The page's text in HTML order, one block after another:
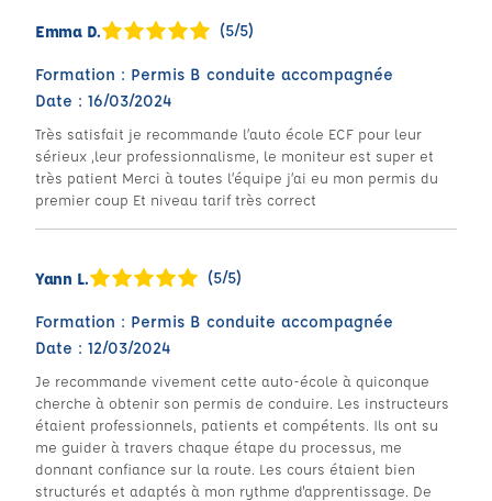
Emma D. (5/5)
Formation : Permis B conduite accompagnée
Date : 16/03/2024
Très satisfait je recommande l’auto école ECF pour leur
sérieux ,leur professionnalisme, le moniteur est super et
très patient Merci à toutes l’équipe j’ai eu mon permis du
premier coup Et niveau tarif très correct
Yann L. (5/5)
Formation : Permis B conduite accompagnée
Date : 12/03/2024
Je recommande vivement cette auto-école à quiconque
cherche à obtenir son permis de conduire. Les instructeurs
étaient professionnels, patients et compétents. Ils ont su
me guider à travers chaque étape du processus, me
donnant confiance sur la route. Les cours étaient bien
structurés et adaptés à mon rythme d'apprentissage. De